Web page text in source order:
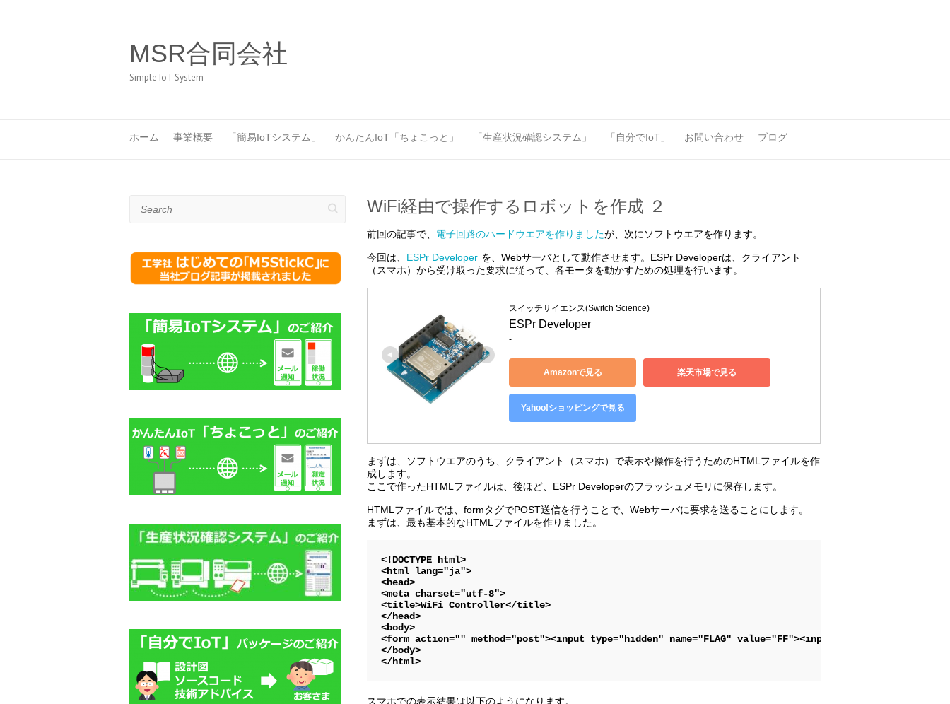
MSR合同会社
Simple IoT System
ホーム 事業概要 「簡易IoTシステム」 かんたんIoT「ちょこっと」 「生産状況確認システム」 「自分でIoT」 お問い合わせ ブログ
WiFi経由で操作するロボットを作成 ２
前回の記事で、 電子回路のハードウエアを作りましたが、次にソフトウエアを作ります。
今回は、 ESPr Developer を、Webサーバとして動作させます。ESPr Developerは、クライアント
（スマホ）から受け取った要求に従って、各モータを動かすための処理を行います。
スイッチサイエンス(Switch Science)
ESPr Developer
-
Amazonで見る 楽天市場で見る
Yahoo!ショッピングで見る
まずは、ソフトウエアのうち、クライアント（スマホ）で表示や操作を行うためのHTMLファイルを作
成します。
ここで作ったHTMLファイルは、後ほど、ESPr Developerのフラッシュメモリに保存します。
HTMLファイルでは、formタグでPOST送信を行うことで、Webサーバに要求を送ることにします。
まずは、最も基本的なHTMLファイルを作りました。
<!DOCTYPE html>
<html lang="ja">
<head>
<meta charset="utf-8">
<title>WiFi Controller</title>
</head>
<body>
<form action="" method="post"><input type="hidden" name="FLAG" value="FF"><input type="submit"
</body>
スマホでの表示結果は以下のようになります。